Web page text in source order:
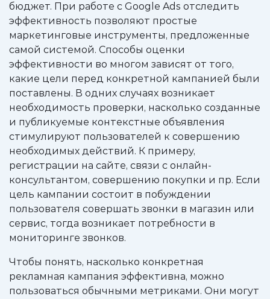
бюджет. При работе с Google Ads отследить
эффективность позволяют простые
маркетинговые инструменты, предложенные
самой системой. Способы оценки
эффективности во многом зависят от того,
какие цели перед конкретной кампанией были
поставлены. В одних случаях возникает
необходимость проверки, насколько созданные
и публикуемые контекстные объявления
стимулируют пользователей к совершению
необходимых действий. К примеру,
регистрации на сайте, связи с онлайн-
консультантом, совершению покупки и пр. Если
цель кампании состоит в побуждении
пользователя совершать звонки в магазин или
сервис, тогда возникает потребности в
мониторинге звонков.
Чтобы понять, насколько конкретная
рекламная кампания эффективна, можно
пользоваться обычными метриками. Они могут